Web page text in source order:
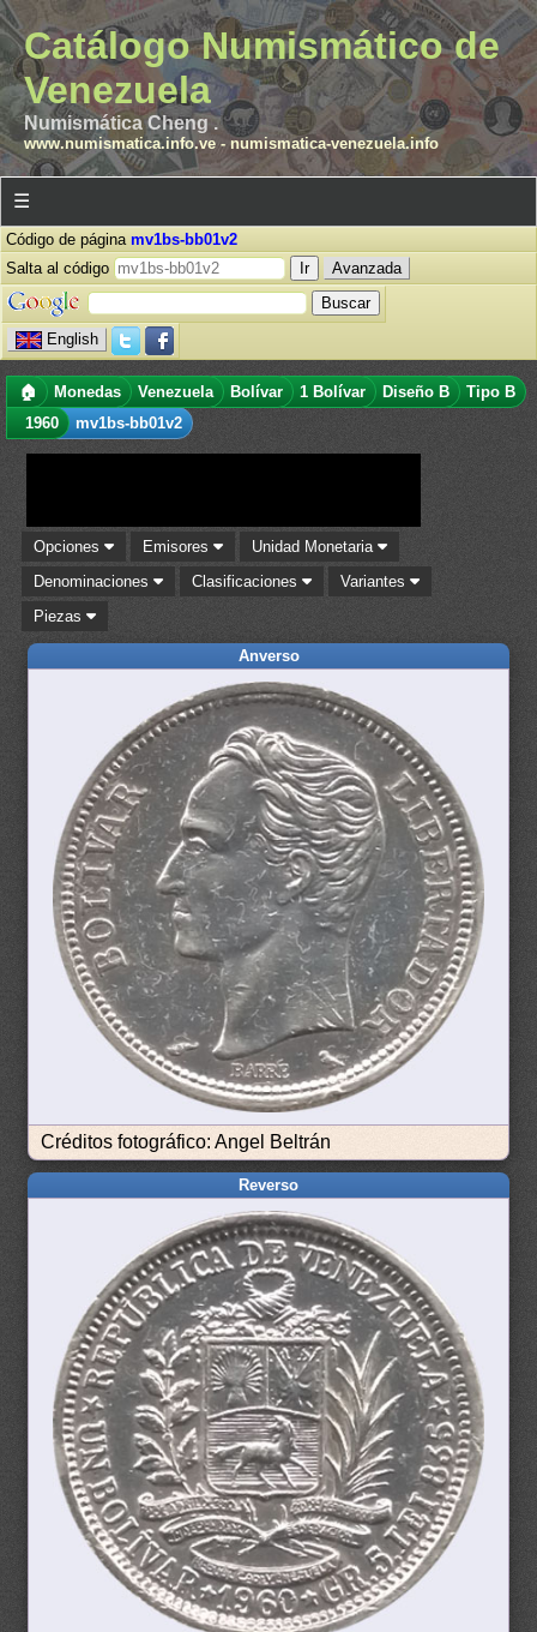
Catálogo Numismático de
Venezuela
Numismática Cheng .
www.numismatica.info.ve- numismatica-venezuela.info
☰
Código de página mv1bs-bb01v2
Salta al código
Avanzada
English
🏠 Monedas Venezuela Bolívar 1 Bolívar Diseño B
Tipo B
1960
mv1bs-bb01v2
Opciones Emisores
Unidad Monetaria
Denominaciones
Clasificaciones
Variantes
Piezas
Anverso
Créditos fotográfico: Angel Beltrán
Reverso